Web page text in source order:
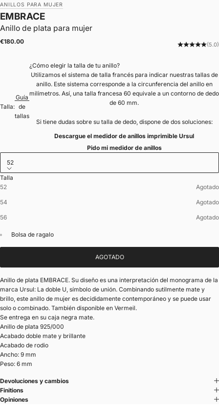
ANILLOS PARA MUJER
Anillo de plata para mujer
EMBRACE
Precio de oferta
€180.00 (5.0)
Talla:
Guía
de
tallas
¿Cómo elegir la talla de tu anillo?
Utilizamos el sistema de talla francés para indicar nuestras tallas de
anillo. Este sistema corresponde a la circunferencia del anillo en
milímetros. Así, una talla francesa 60 equivale a un contorno de dedo
de 60 mm.
Si tiene dudas sobre su talla de dedo, dispone de dos soluciones:
Descargue el medidor de anillos imprimible Ursul
Pido mi medidor de anillos
52
Talla
52
Agotado
54 Agotado
56 Agotado
Bolsa de ragalo
AGOTADO
Anillo de plata EMBRACE. Su diseño es una interpretación del monograma de la
marca Ursul: La doble U, símbolo de unión. Combinando sutilmente mate y
brillo, este anillo de mujer es decididamente contemporáneo y se puede usar
solo o combinado. También disponible en Vermeil.
Se entrega en su caja negra mate.
Anillo de plata 925/000
Acabado doble mate y brillante
Acabado de rodio
Ancho: 9 mm
Peso: 6 mm
Devoluciones y cambios
Finitions
Opiniones